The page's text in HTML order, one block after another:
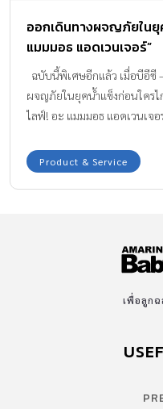
ออกเดินทางผจญภัยในยุ
แมมมอธ แอดเวนเจอร์”
ฉบับนี้พิเศษอีกแล้ว เมื่อบีอีซี –
ผจญภัยในยุคน้ำแข็งก่อนใครไ
ไลฟ์! อะ แมมมอธ แอดเวนเจ
แข็ง ใครที่เคยหลงรักตัวละ
ต้องห้ามพลาดการแสดงสดครั้
สลูกแมมมอธ และพอสซั่มทั้งส
ซิดจึงต้องออกไปผจญภัยสุดห
เพื่อนที่แสนดีอย่างบัค ที่จะมา
การแสดงสดครั้งนี้ยังผสมผสา
กลางอากาศ ศิลปะการต่อสู้ ยิ
Product & Service
เพื่อลูก